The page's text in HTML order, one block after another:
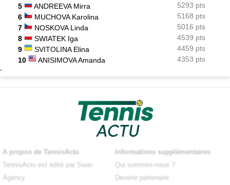
5
ANDREEVA Mirra
5293 pts
6
MUCHOVA Karolina
5168 pts
7
NOSKOVA Linda
5016 pts
8
SWIATEK Iga
4539 pts
9
SVITOLINA Elina
4459 pts
10
ANISIMOVA Amanda 4353 pts
-
A propos de TennisActu
TennisActu est édité par Swar-
Agency
Informations supplémentaires
Qui sommes-nous ?
Devenir partenaire